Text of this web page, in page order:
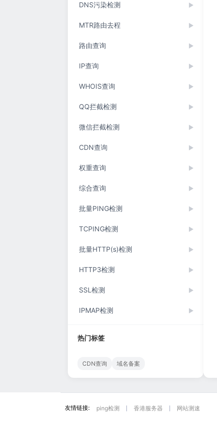
DNS污染检测 ▶
MTR路由去程 ▶
路由查询 ▶
IP查询 ▶
WHOIS查询 ▶
QQ拦截检测 ▶
微信拦截检测 ▶
CDN查询 ▶
权重查询 ▶
综合查询 ▶
批量PING检测 ▶
TCPING检测 ▶
批量HTTP(s)检测 ▶
HTTP3检测 ▶
SSL检测 ▶
IPMAP检测 ▶
热门标签
CDN查询 域名备案
友情链接: ping检测 香港服务器 网站测速